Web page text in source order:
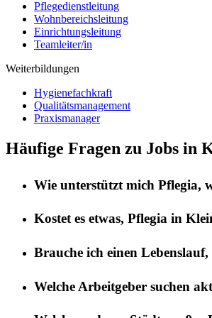
Pflegedienstleitung
Wohnbereichsleitung
Einrichtungsleitung
Teamleiter/in
Weiterbildungen
Hygienefachkraft
Qualitätsmanagement
Praxismanager
Häufige Fragen zu Jobs in
Wie unterstützt mich Pflegia,
Kostet es etwas, Pflegia in
Brauche ich einen
Welche Arbeitgeber suchen